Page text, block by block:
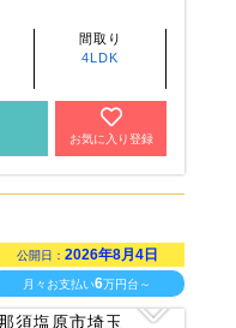
間取り
4LDK
お気に入り登録
公開日： 2026年8月4日
月々お支払い6万円台～